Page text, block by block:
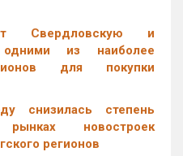
Свердловскую и
из наиболее
для покупки
снизилась степень
новостроек
регионов